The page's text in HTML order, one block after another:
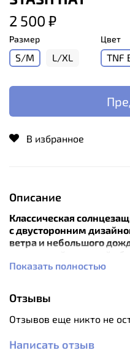
2 500 ₽
Размер
S/M L/XL
Цвет
TNF
В избранное
Описание
Классическая
с двусторонним
ветра и небольшого
практичный головной
прочного материала
образ.
Особенности:
Двусторонний дизайн
Показать полностью
Отзывы
Отзывов еще никто не
Написать отзыв